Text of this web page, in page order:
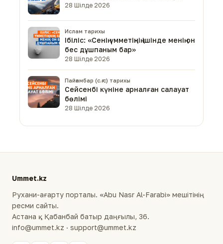
28 Шілде 2026
Ислам тарихы
Ібіліс: «Сенің үмметіңнің ішінде менің он
бес дұшпаным бар»
28 Шілде 2026
Пайғамбар (с.ғ.с) тарихы
Сейсенбі күніне арналған салауат
бөлімі
28 Шілде 2026
Ummet.kz
Рухани-ағарту порталы. «Abu Nasr Al-Farabi» мешітінің
ресми сайты.
Астана қ., Қабанбай батыр даңғылы, 36.
info@ummet.kz · support@ummet.kz